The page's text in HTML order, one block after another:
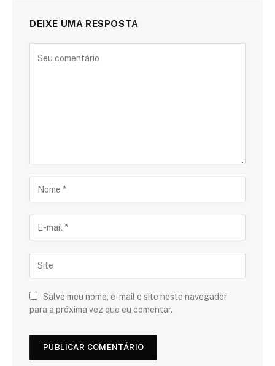
DEIXE UMA RESPOSTA
Salve meu nome, e-mail e site neste navegador
para a próxima vez que eu comentar.